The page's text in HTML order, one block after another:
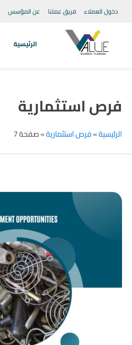
دخول العملاء فريق عملنا عن المؤسس
الرئيسية
فرص استثمارية
الرئيسية»فرص استثمارية»صفحة 7